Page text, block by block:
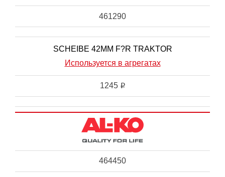
461290
SCHEIBE 42MM F?R TRAKTOR
Используется в агрегатах
1245 i
464450